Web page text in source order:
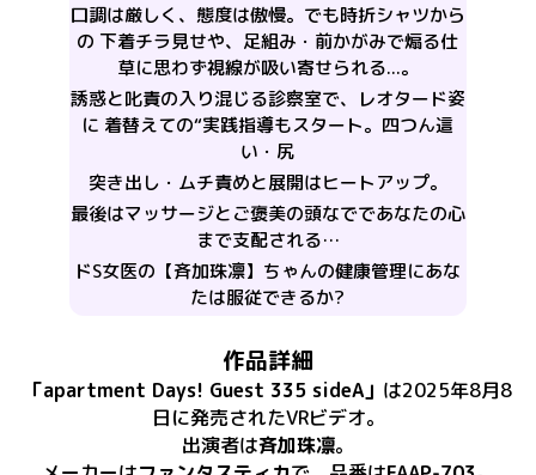
口調は厳しく、態度は傲慢。でも時折シャツから
の 下着チラ見せや、足組み・前かがみで煽る仕
草に思わず視線が吸い寄せられる...。
誘惑と叱責の入り混じる診察室で、レオタード姿
に 着替えての“実践指導もスタート。四つん這
い・尻
突き出し・ムチ責めと展開はヒートアップ。
最後はマッサージとご褒美の頭なでであなたの心
まで支配される…
ドS女医の【斉加珠凛】ちゃんの健康管理にあな
たは服従できるか?
作品詳細
「apartment Days! Guest 335 sideA 」 は2025年8月8
日に発売されたVRビデオ。
出演者は斉加珠凛。